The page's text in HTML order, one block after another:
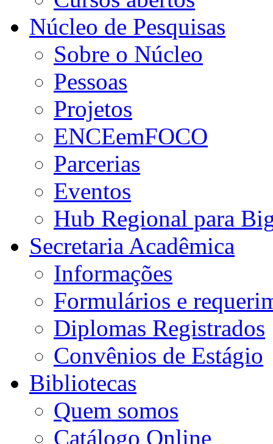
Núcleo de Pesquisas
Sobre o Núcleo
Pessoas
Projetos
ENCEemFOCO
Parcerias
Eventos
Hub Regional para
Secretaria Acadêmica
Informações
Formulários e
Diplomas Registrados
Convênios de Estágio
Bibliotecas
Quem somos
Catálogo Online